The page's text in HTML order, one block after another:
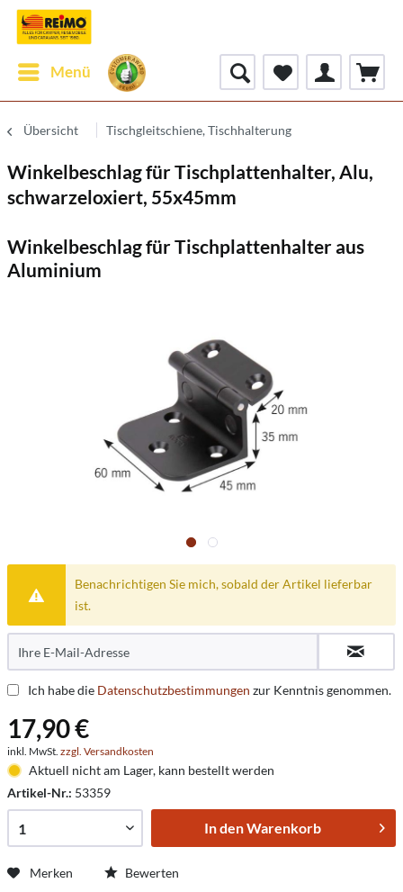
Menü
Übersicht Tischgleitschiene, Tischhalterung
Winkelbeschlag für Tischplattenhalter, Alu,
schwarzeloxiert, 55x45mm
Winkelbeschlag für Tischplattenhalter aus
Aluminium
Benachrichtigen Sie mich, sobald der Artikel lieferbar
ist.
Ich habe die Datenschutzbestimmungen zur Kenntnis genommen.
17,90 €
inkl. MwSt. zzgl. Versandkosten
Aktuell nicht am Lager, kann bestellt werden
Artikel-Nr.: 53359
In denWarenkorb
Merken Bewerten